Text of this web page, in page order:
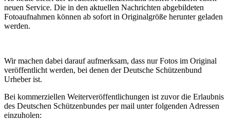
neuen Service. Die in den aktuellen Nachrichten abgebildeten
Fotoaufnahmen können ab sofort in Originalgröße herunter geladen
werden.
Wir machen dabei darauf aufmerksam, dass nur Fotos im Original
veröffentlicht werden, bei denen der Deutsche Schützenbund
Urheber ist.
Bei kommerziellen Weiterveröffentlichungen ist zuvor die Erlaubnis
des Deutschen Schützenbundes per mail unter folgenden Adressen
einzuholen: